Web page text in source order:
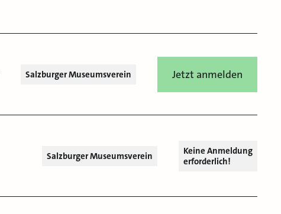
Salzburger Museumsverein Jetzt anmelden
Salzburger Museumsverein
Keine Anmeldung
erforderlich!